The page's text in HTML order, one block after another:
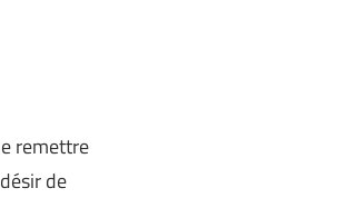
remettre
de